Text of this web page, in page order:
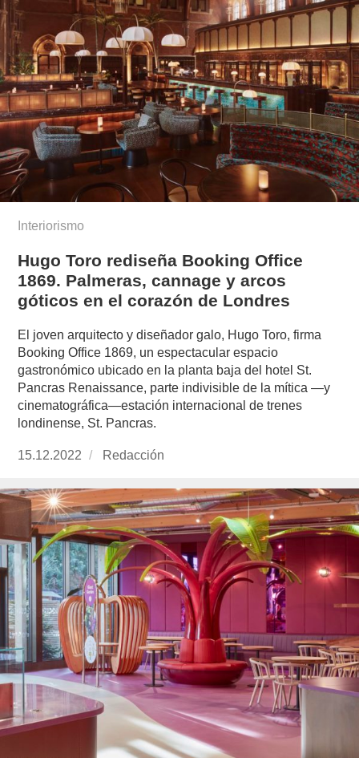
Interiorismo
Hugo Toro rediseña Booking Office
1869. Palmeras, cannage y arcos
góticos en el corazón de Londres
El joven arquitecto y diseñador galo, Hugo Toro, firma
Booking Office 1869, un espectacular espacio
gastronómico ubicado en la planta baja del hotel St.
Pancras Renaissance, parte indivisible de la mítica —y
cinematográfica—estación internacional de trenes
londinense, St. Pancras.
Publicado
15.12.2022 https://www.experimenta.es/author/redaccion/
Redacción